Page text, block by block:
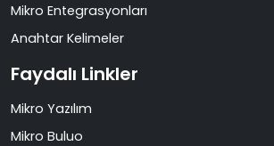
Mikro Entegrasyonları
Anahtar Kelimeler
Faydalı Linkler
Mikro Yazılım
Mikro Buluo